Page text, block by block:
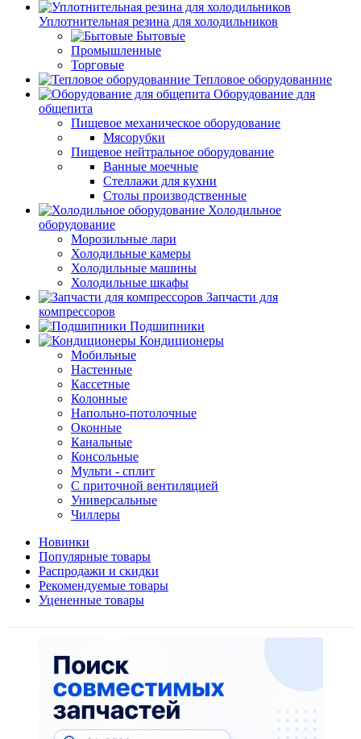
Уплотнительная резина для холодильников
Бытовые
Промышленные
Торговые
Тепловое оборудованние
Оборудование для
общепита
Пищевое механическое оборудование
Мясорубки
Пищевое нейтральное оборудование
Ванные моечные
Стеллажи для кухни
Столы производственные
Холодильное
оборудование
Морозильные лари
Холодильные камеры
Холодильные машины
Холодильные шкафы
Запчасти для
компрессоров
Подшипники
Кондиционеры
Мобильные
Настенные
Кассетные
Колонные
Напольно-потолочные
Оконные
Канальные
Консольные
Мульти - сплит
С приточной вентиляцией
Универсальные
Чиллеры
Новинки
Популярные товары
Распродажи и скидки
Рекомендуемые товары
Уцененные товары